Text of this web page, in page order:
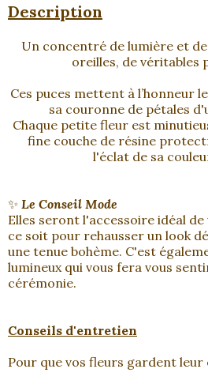
Description
Un concentré de lumière et
oreilles, de véritables
Ces puces mettent à l’honneur
sa couronne de pétales
Chaque petite fleur est
fine couche de résine
l'éclat de sa
✨ Le Conseil Mode
Elles seront l'accessoire idéal
ce soit pour rehausser un look
une tenue bohème. C'est
lumineux qui vous fera vous
cérémonie.
Conseils d'entretien
Pour que vos fleurs gardent